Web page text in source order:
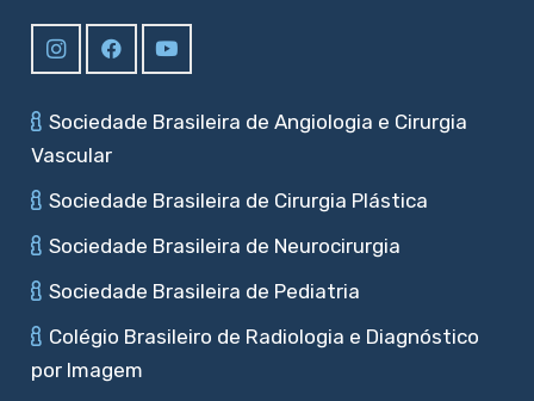
Sociedade Brasileira de Angiologia e Cirurgia
Vascular
Sociedade Brasileira de Cirurgia Plástica
Sociedade Brasileira de Neurocirurgia
Sociedade Brasileira de Pediatria
Colégio Brasileiro de Radiologia e Diagnóstico
por Imagem